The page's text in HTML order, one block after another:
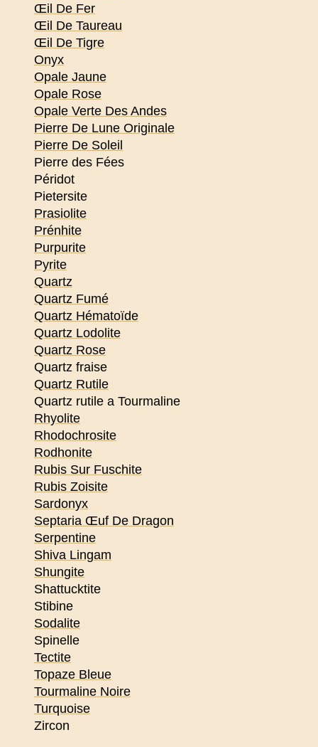
Œil De Fer
Œil De Taureau
Œil De Tigre
Onyx
Opale Jaune
Opale Rose
Opale Verte Des Andes
Pierre De Lune Originale
Pierre De Soleil
Pierre des Fées
Péridot
Pietersite
Prasiolite
Prénhite
Purpurite
Pyrite
Quartz
Quartz Fumé
Quartz Hématoïde
Quartz Lodolite
Quartz Rose
Quartz fraise
Quartz Rutile
Quartz rutile a Tourmaline
Rhyolite
Rhodochrosite
Rodhonite
Rubis Sur Fuschite
Rubis Zoisite
Sardonyx
Septaria Œuf De Dragon
Serpentine
Shiva Lingam
Shungite
Shattucktite
Stibine
Sodalite
Spinelle
Tectite
Topaze Bleue
Tourmaline Noire
Turquoise
Zircon